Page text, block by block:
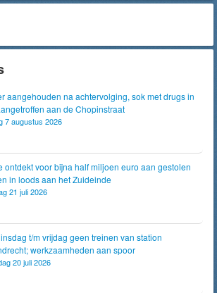
aangehouden na achtervolging, sok met drugs in
aan de Chopinstraat
7 augustus 2026
ontdekt voor bijna half miljoen euro aan gestolen
in loods aan het Zuideinde
21 juli 2026
t/m vrijdag geen treinen van station
werkzaamheden aan spoor
20 juli 2026